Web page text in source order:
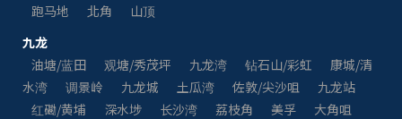
跑马地
北角
山顶
九龙
油塘/蓝田
观塘/秀茂坪 九龙湾 钻石山/彩虹
康城/清
水湾
调景岭 九龙城 土瓜湾 佐敦/尖沙咀
九龙站
红磡/黄埔
深水埗 长沙湾 荔枝角 美孚
大角咀